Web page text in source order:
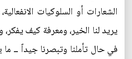
الشعارات أو السلوكيات
يريد لنا الخير، ومعرفة كيف يفكر،
في حال تأملنا وتبصرنا جيداً ــ ما